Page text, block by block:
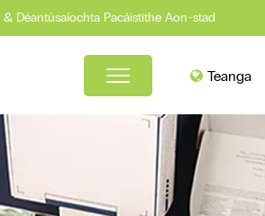
& Déantúsaíochta Pacáistithe Aon-stad
Teanga